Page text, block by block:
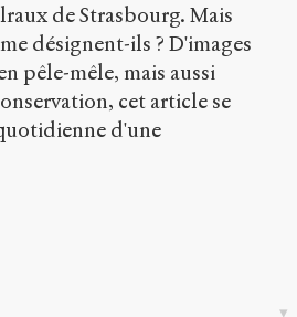
de Strasbourg. Mais
désignent-ils ? D'images
pêle-mêle, mais aussi
cet article se
d'une